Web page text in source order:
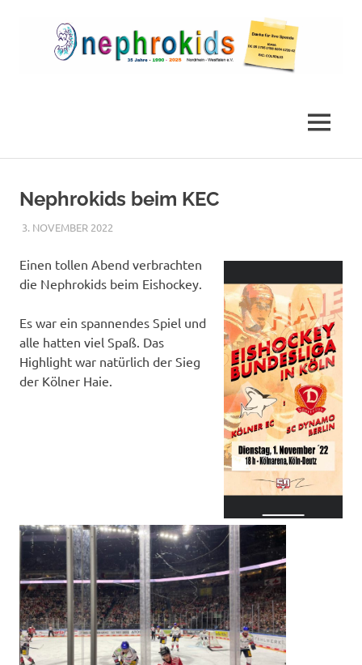
MENÜ
Nephrokids beim KEC
3. NOVEMBER 2022
Einen tollen Abend verbrachten
die Nephrokids beim Eishockey.
Es war ein spannendes Spiel und
alle hatten viel Spaß. Das
Highlight war natürlich der Sieg
der Kölner Haie.